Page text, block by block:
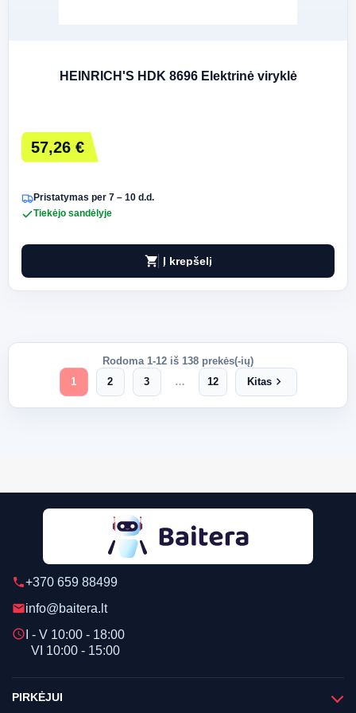
HEINRICH'S HDK 8696 Elektrinė viryklė
57,26 €
Pristatymas per 7 – 10 d.d.
Tiekėjo sandėlyje
shopping_cart Į krepšelį
Rodoma 1-12 iš 138 prekės(-ių)
1
2 3 … 12 Kitaschevron_right
phone+370 659 88499
emailinfo@baitera.lt
schedule I - V 10:00 - 18:00
VI 10:00 - 15:00
PIRKĖJUI